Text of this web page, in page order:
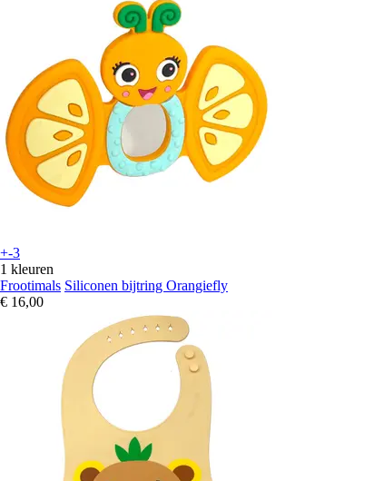
+-3
1 kleuren
Frootimals Siliconen bijtring Orangiefly
€ 16,00